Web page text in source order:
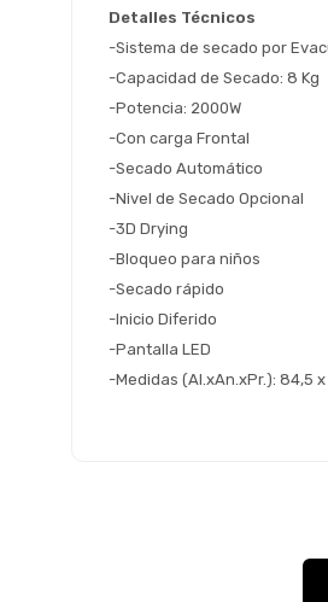
Detalles Técnicos
-Sistema de secado por
-Capacidad de Secado: 8 Kg
-Potencia: 2000W
-Con carga Frontal
-Secado Automático
-Nivel de Secado Opcional
-3D Drying
-Bloqueo para niños
-Secado rápido
-Inicio Diferido
-Pantalla LED
-Medidas (Al.xAn.xPr.): 84,5